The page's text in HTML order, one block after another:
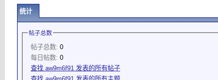
统计
帖子总数
帖子总数: 0
每日帖数: 0
查找 aw9m6f91 发表的所有帖子